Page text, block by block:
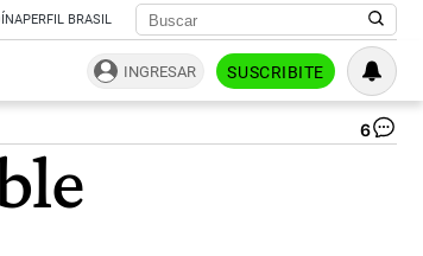
PERFIL BRASIL
INGRESAR SUSCRIBITE
6